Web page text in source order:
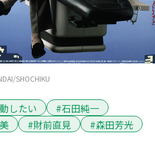
SHOCHIKU
したい
#石田純一
#財前直見 #森田芳光